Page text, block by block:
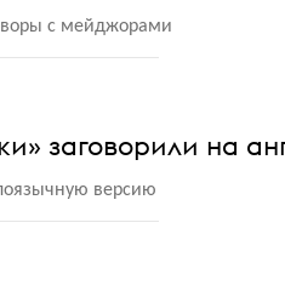
с мейджорами
заговорили на
версию